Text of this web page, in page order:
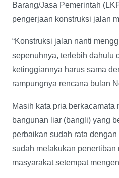
Barang/Jasa Pemerintah
pengerjaan konstruksi jalan
“Konstruksi jalan nanti
sepenuhnya, terlebih dahulu
ketinggiannya harus sama
rampungnya rencana bulan
Masih kata pria berkacamata
bangunan liar (bangli) yang
perbaikan sudah rata
sudah melakukan
masyarakat setempat